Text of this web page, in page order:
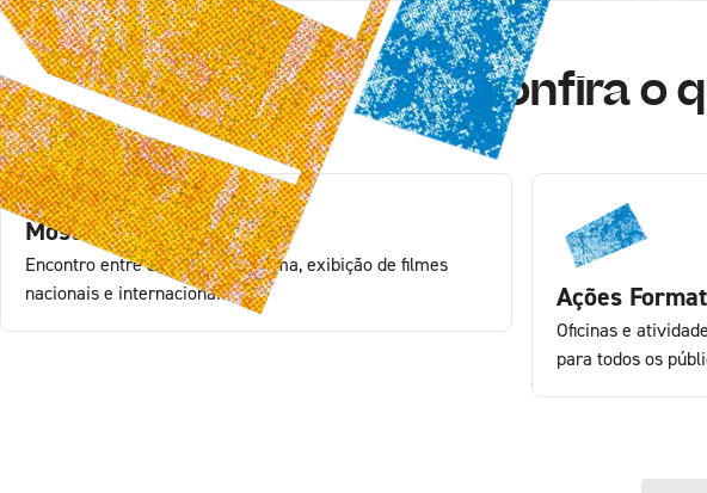
Confira o
Mostra
Encontro entre a dança e o cinema, exibição de filmes
nacionais e internacionais
Ações
Oficinas e
para todos os